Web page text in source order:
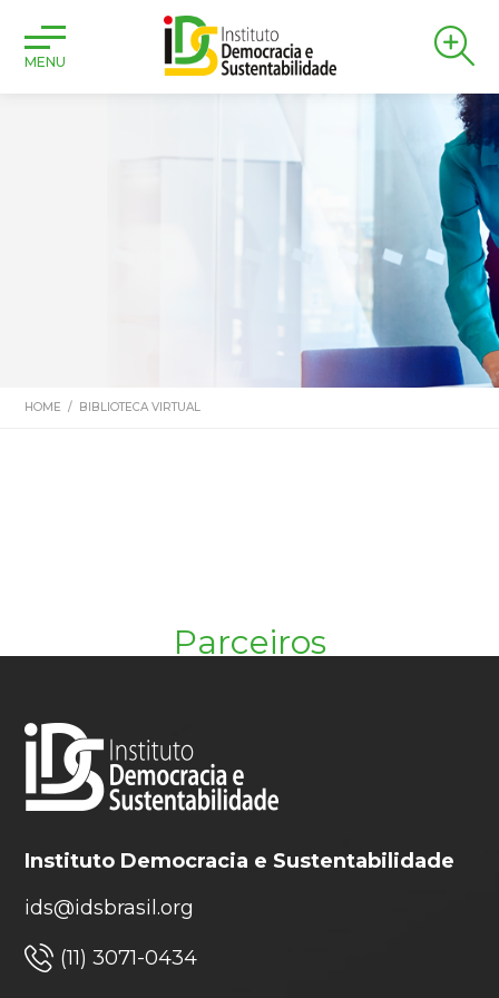
MENU
HOME / BIBLIOTECA VIRTUAL
Parceiros
Instituto Democracia e Sustentabilidade
ids@idsbrasil.org
(11) 3071-0434